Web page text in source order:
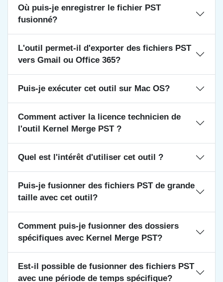
Où puis-je enregistrer le fichier PST
fusionné?
L'outil permet-il d'exporter des fichiers PST
vers Gmail ou Office 365?
Puis-je exécuter cet outil sur Mac OS?
Comment activer la licence technicien de
l'outil Kernel Merge PST ?
Quel est l'intérêt d'utiliser cet outil ?
Puis-je fusionner des fichiers PST de grande
taille avec cet outil?
Comment puis-je fusionner des dossiers
spécifiques avec Kernel Merge PST?
Est-il possible de fusionner des fichiers PST
avec une période de temps spécifique?